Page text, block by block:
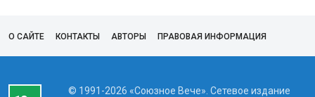
О САЙТЕ КОНТАКТЫ АВТОРЫ ПРАВОВАЯ ИНФОРМАЦИЯ
© 1991-2026 «Союзное Вече». Сетевое издание